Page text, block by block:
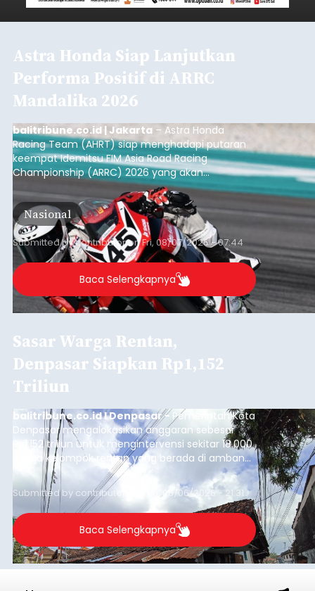
Astra Honda Siap Lanjutkan
Performa Positif di ARRC
Mandalika 2026
balitribune.co.id | Jakarta – Astra Honda
Racing Team (AHRT) siap menghadapi putaran
keempat Idemitsu FIM Asia Road Racing
Championship (ARRC) 2026 yang akan
berlangsung di Pertamina Mandalika
International Circuit, Lombok, Nusa Tenggara
Barat, pada 7–9 Agustus 2026.
Nasional
Submitted bycontributoronFri, 08/07/2026 - 07:44
Baca Selengkapnya
Sasar Warga Rentan,
Denpasar Siapkan Rp1,152
Triliun
balitribune.co.id I Denpasar - Pemerintah Kota
Denpasar mengalokasikan anggaran sebesar
Rp1,152 triliun untuk mengintervensi sekitar 18.000
warga kelompok rentan yang berada di ambang
garis kemiskinan. Langkah strategis ini diambil
guna menjaga masyarakat yang berada pada
kelompok desil 5 dan 6 tersebut agar tidak
merosot ke kategori miskin.
Submitted by contributor Thu, 08/06/2026 - 21:31
Baca Selengkapnya